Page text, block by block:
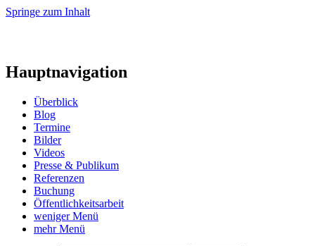
Springe zum Inhalt
Hauptnavigation
Überblick
Blog
Termine
Bilder
Videos
Presse & Publikum
Referenzen
Buchung
Öffentlichkeitsarbeit
wenigerMenü
mehrMenü